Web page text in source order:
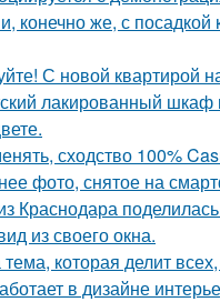
конечно же, с посадкой
С новой квартирой
лакированный шкаф
сходство 100%
фото, снятое на
Краснодара
из своего окна.
которая делит
в дизайне